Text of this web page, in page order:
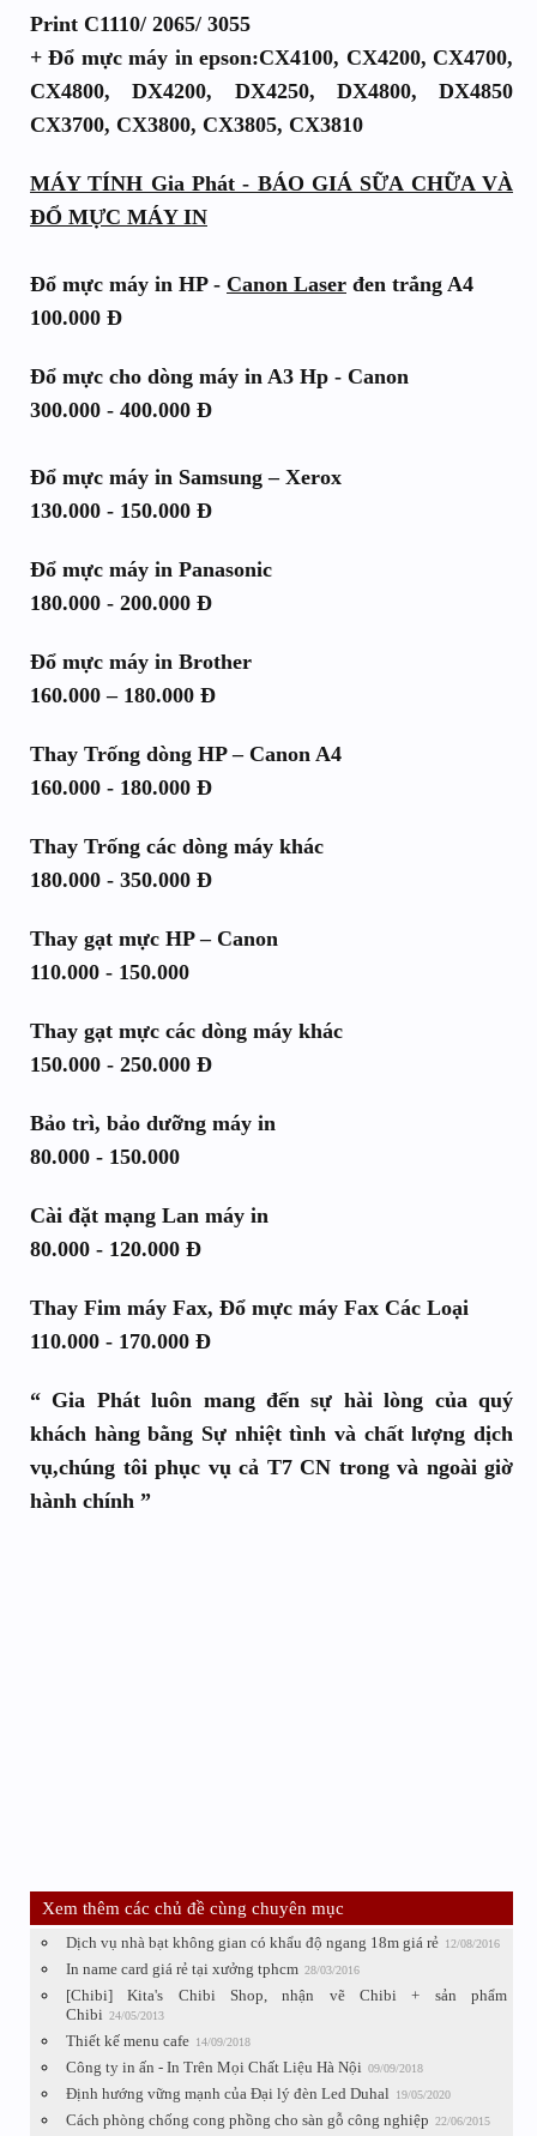
Print C1110/ 2065/ 3055
+ Đổ mực máy in epson:CX4100, CX4200, CX4700,
CX4800, DX4200, DX4250, DX4800, DX4850
CX3700, CX3800, CX3805, CX3810
MÁY TÍNH Gia Phát - BÁO GIÁ SỮA CHỮA VÀ
ĐỔ MỰC MÁY IN
Đổ mực máy in HP - Canon Laser đen trắng A4
100.000 Đ
Đổ mực cho dòng máy in A3 Hp - Canon
300.000 - 400.000 Đ
Đổ mực máy in Samsung – Xerox
130.000 - 150.000 Đ
Đổ mực máy in Panasonic
180.000 - 200.000 Đ
Đổ mực máy in Brother
160.000 – 180.000 Đ
Thay Trống dòng HP – Canon A4
160.000 - 180.000 Đ
Thay Trống các dòng máy khác
180.000 - 350.000 Đ
Thay gạt mực HP – Canon
110.000 - 150.000
Thay gạt mực các dòng máy khác
150.000 - 250.000 Đ
Bảo trì, bảo dưỡng máy in
80.000 - 150.000
Cài đặt mạng Lan máy in
80.000 - 120.000 Đ
Thay Fim máy Fax, Đổ mực máy Fax Các Loại
110.000 - 170.000 Đ
“ Gia Phát luôn mang đến sự hài lòng của quý
khách hàng bằng Sự nhiệt tình và chất lượng dịch
vụ,chúng tôi phục vụ cả T7 CN trong và ngoài giờ
hành chính ”
Xem thêm các chủ đề cùng chuyên mục
Dịch vụ nhà bạt không gian có khẩu độ ngang 18m giá rẻ 12/08/2016
In name card giá rẻ tại xưởng tphcm 28/03/2016
[Chibi] Kita's Chibi Shop, nhận vẽ Chibi + sản phẩm
Chibi 24/05/2013
Thiết kế menu cafe 14/09/2018
Công ty in ấn - In Trên Mọi Chất Liệu Hà Nội 09/09/2018
Định hướng vững mạnh của Đại lý đèn Led Duhal 19/05/2020
Cách phòng chống cong phồng cho sàn gỗ công nghiệp 22/06/2015